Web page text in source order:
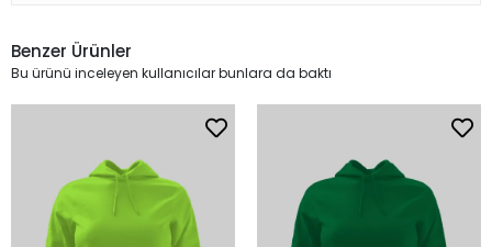
Benzer Ürünler
Bu ürünü inceleyen kullanıcılar bunlara da baktı